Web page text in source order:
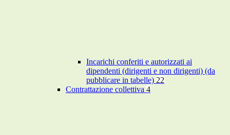
Incarichi conferiti e autorizzati ai
dipendenti (dirigenti e non dirigenti) (da
pubblicare in tabelle) 22
Contrattazione collettiva 4